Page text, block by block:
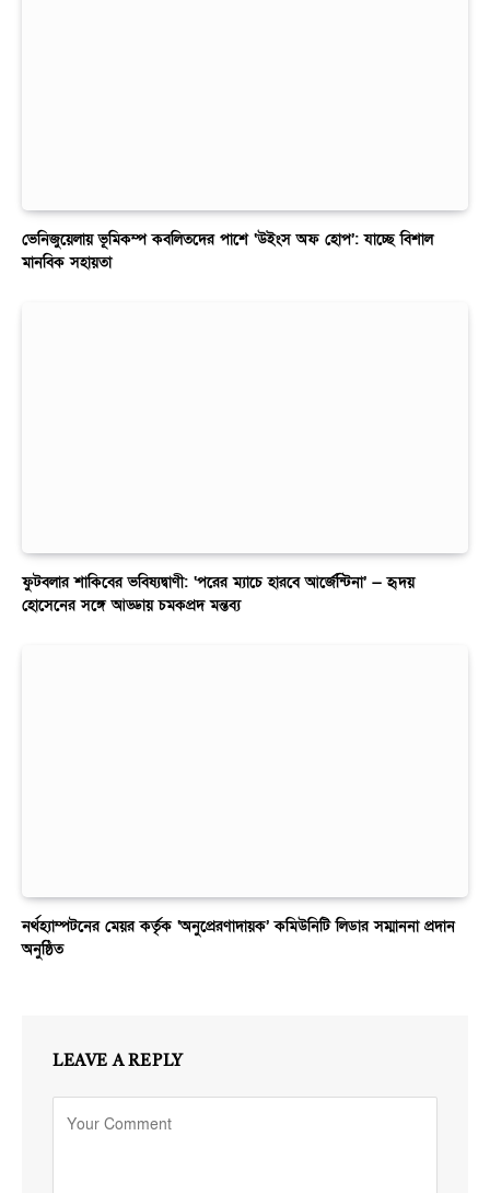
ভেনিজুয়েলায় ভূমিকম্প কবলিতদের পাশে ‘উইংস অফ হোপ’: যাচ্ছে বিশাল
মানবিক সহায়তা
ফুটবলার শাকিবের ভবিষ্যদ্বাণী: ‘পরের ম্যাচে হারবে আর্জেন্টিনা’ — হৃদয়
হোসেনের সঙ্গে আড্ডায় চমকপ্রদ মন্তব্য
নর্থহ্যাম্পটনের মেয়র কর্তৃক ‘অনুপ্রেরণাদায়ক’ কমিউনিটি লিডার সম্মাননা প্রদান
অনুষ্ঠিত
LEAVE A REPLY